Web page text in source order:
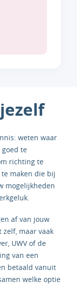
weten waar
te
richting te
maken die bij
mogelijkheden
af van jouw
maar vaak
UWV of de
van een
betaald vanuit
welke optie